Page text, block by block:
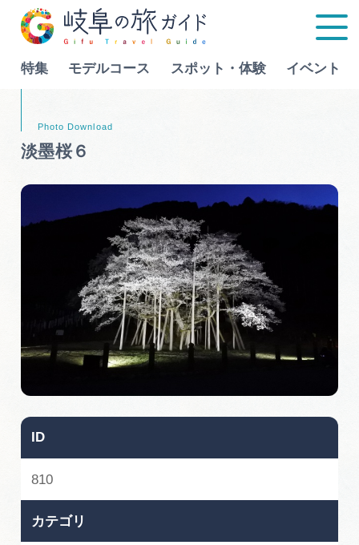
特集 モデルコース スポット・体験 イベント
特集
モデルコース
スポット・体験
イベント
グルメ
旅の予約
ぎふ旅レポーター記事
Language
淡墨桜６
ID
810
カテゴリ